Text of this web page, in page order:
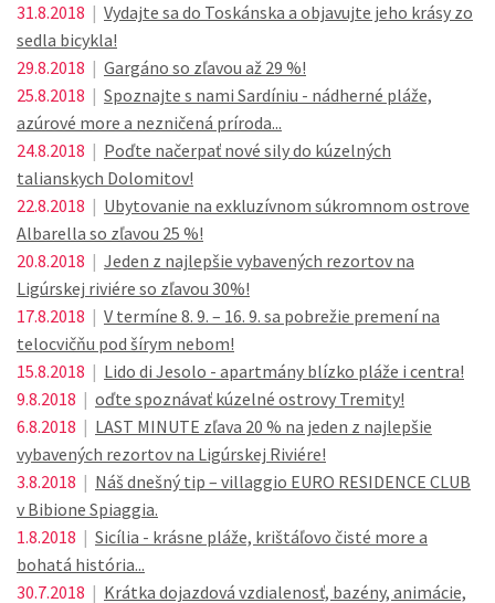
31.8.2018 | Vydajte sa do Toskánska a objavujte jeho krásy zo
sedla bicykla!
29.8.2018 | Gargáno so zľavou až 29 %!
25.8.2018 | Spoznajte s nami Sardíniu - nádherné pláže,
azúrové more a nezničená príroda...
24.8.2018 | Poďte načerpať nové sily do kúzelných
talianskych Dolomitov!
22.8.2018 | Ubytovanie na exkluzívnom súkromnom ostrove
Albarella so zľavou 25 %!
20.8.2018 | Jeden z najlepšie vybavených rezortov na
Ligúrskej riviére so zľavou 30%!
17.8.2018 | V termíne 8. 9. – 16. 9. sa pobrežie premení na
telocvičňu pod šírym nebom!
15.8.2018 | Lido di Jesolo - apartmány blízko pláže i centra!
9.8.2018 | oďte spoznávať kúzelné ostrovy Tremity!
6.8.2018 | LAST MINUTE zľava 20 % na jeden z najlepšie
vybavených rezortov na Ligúrskej Riviére!
3.8.2018 | Náš dnešný tip – villaggio EURO RESIDENCE CLUB
v Bibione Spiaggia.
1.8.2018 | Sicília - krásne pláže, krištáľovo čisté more a
bohatá história...
30.7.2018 | Krátka dojazdová vzdialenosť, bazény, animácie,